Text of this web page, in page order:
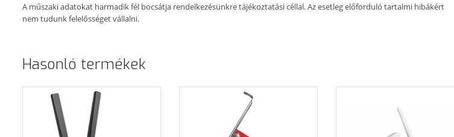
A műszaki adatokat harmadik fél bocsátja rendelkezésünkre tájékoztatási céllal. Az esetleg előforduló tartalmi hibákért
nem tudunk felelősséget vállalni.
Hasonló termékek